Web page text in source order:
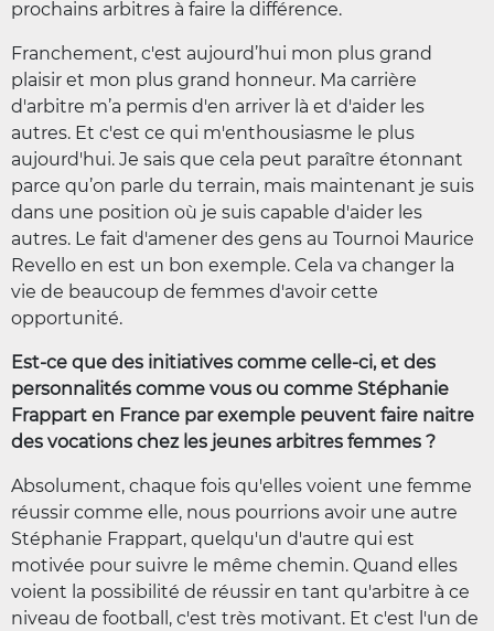
prochains arbitres à faire la différence.
Franchement, c'est aujourd’hui mon plus grand
plaisir et mon plus grand honneur. Ma carrière
d'arbitre m’a permis d'en arriver là et d'aider les
autres. Et c'est ce qui m'enthousiasme le plus
aujourd'hui. Je sais que cela peut paraître étonnant
parce qu’on parle du terrain, mais maintenant je suis
dans une position où je suis capable d'aider les
autres. Le fait d'amener des gens au Tournoi Maurice
Revello en est un bon exemple. Cela va changer la
vie de beaucoup de femmes d'avoir cette
opportunité.
Est-ce que des initiatives comme celle-ci, et des
personnalités comme vous ou comme Stéphanie
Frappart en France par exemple peuvent faire naitre
des vocations chez les jeunes arbitres femmes ?
Absolument, chaque fois qu'elles voient une femme
réussir comme elle, nous pourrions avoir une autre
Stéphanie Frappart, quelqu'un d'autre qui est
motivée pour suivre le même chemin. Quand elles
voient la possibilité de réussir en tant qu'arbitre à ce
niveau de football, c'est très motivant. Et c'est l'un de